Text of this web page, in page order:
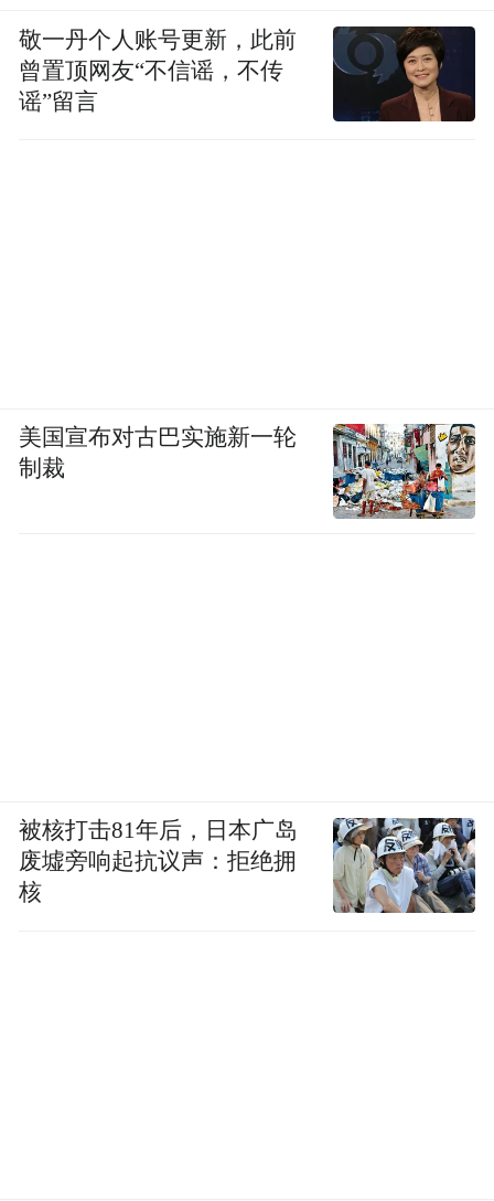
敬一丹个人账号更新，此前
曾置顶网友“不信谣，不传
谣”留言
美国宣布对古巴实施新一轮
制裁
被核打击81年后，日本广岛
废墟旁响起抗议声：拒绝拥
核